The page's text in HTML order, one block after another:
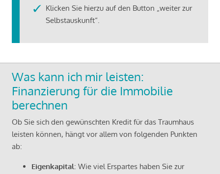
Klicken Sie hierzu auf den Button „weiter zur
Selbstauskunft“.
Was kann ich mir leisten:
Finanzierung für die Immobilie
berechnen
Ob Sie sich den gewünschten Kredit für das Traumhaus
leisten können, hängt vor allem von folgenden Punkten
ab:
Eigenkapital: Wie viel Erspartes haben Sie zur